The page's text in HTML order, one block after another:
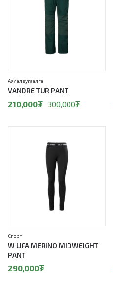
VANDRE TUR PANT
Аялал зугаалга
210,000₮ 300,000₮
W LIFA MERINO MIDWEIGHT
PANT
Спорт
290,000₮